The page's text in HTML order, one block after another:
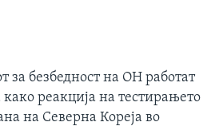
- АРХИВА
- АРХИВА
за безбедност на ОН работат
реакција на тестирањето
на Северна Кореја во